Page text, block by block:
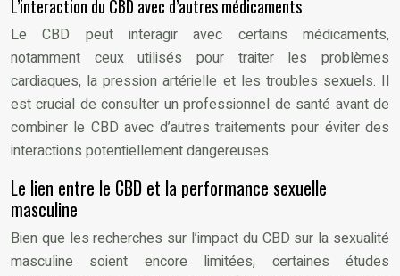
L’interaction du CBD avec d’autres médicaments
Le CBD peut interagir avec certains médicaments,
notamment ceux utilisés pour traiter les problèmes
cardiaques, la pression artérielle et les troubles sexuels. Il
est crucial de consulter un professionnel de santé avant de
combiner le CBD avec d’autres traitements pour éviter des
interactions potentiellement dangereuses.
Le lien entre le CBD et la performance sexuelle
masculine
Bien que les recherches sur l’impact du CBD sur la sexualité
masculine soient encore limitées, certaines études